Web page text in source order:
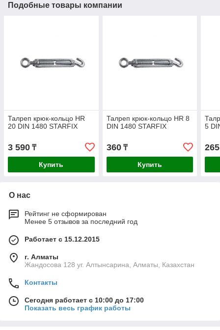
Подобные товары компании
Талреп крюк-кольцо HR
20 DIN 1480 STARFIX
3 590 ₸
Купить
Талреп крюк-кольцо HR 8
DIN 1480 STARFIX
360₸
Купить
5
265
О нас
Рейтинг не сформирован
Менее 5 отзывов за последний год
Работает с 15.12.2015
г. Алматы
Жандосова 128 уг. Алтынсарина, Алматы, Казахстан
Контакты
Сегодня работает с 10:00 до 17:00
Показать весь график работы